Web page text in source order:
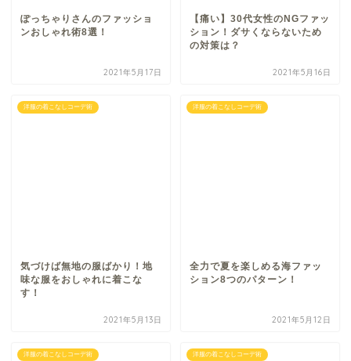
ぽっちゃりさんのファッショ
ンおしゃれ術8選！
2021年5月17日
【痛い】30代女性のNGファッ
ション！ダサくならないため
の対策は？
2021年5月16日
洋服の着こなしコーデ術
気づけば無地の服ばかり！地
味な服をおしゃれに着こな
す！
2021年5月13日
洋服の着こなしコーデ術
全力で夏を楽しめる海ファッ
ション8つのパターン！
2021年5月12日
洋服の着こなしコーデ術 洋服の着こなしコーデ術